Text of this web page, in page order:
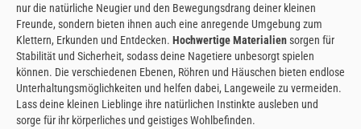
nur die natürliche Neugier und den Bewegungsdrang deiner kleinen
Freunde, sondern bieten ihnen auch eine anregende Umgebung zum
Klettern, Erkunden und Entdecken. Hochwertige Materialiensorgen für
Stabilität und Sicherheit, sodass deine Nagetiere unbesorgt spielen
können. Die verschiedenen Ebenen, Röhren und Häuschen bieten endlose
Unterhaltungsmöglichkeiten und helfen dabei, Langeweile zu vermeiden.
Lass deine kleinen Lieblinge ihre natürlichen Instinkte ausleben und
sorge für ihr körperliches und geistiges Wohlbefinden.